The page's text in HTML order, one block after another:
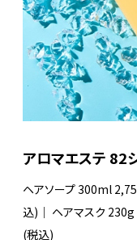
アロマエステ 82
ヘアソープ 300ml
込) ｜ ヘアマスク
(税込)